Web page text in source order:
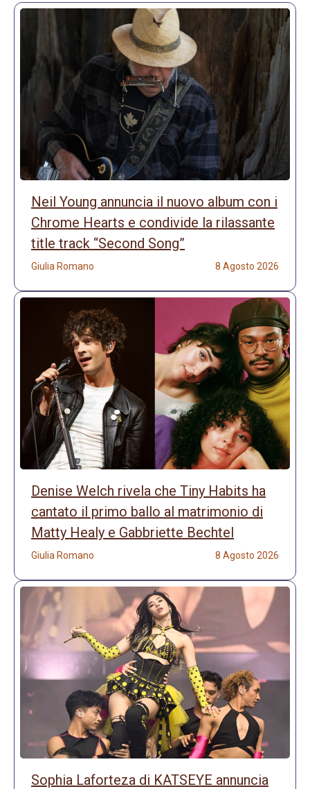
Neil Young annuncia il nuovo album con i
Chrome Hearts e condivide la rilassante
title track “Second Song”
Giulia Romano 8 Agosto 2026
Denise Welch rivela che Tiny Habits ha
cantato il primo ballo al matrimonio di
Matty Healy e Gabbriette Bechtel
Giulia Romano 8 Agosto 2026
Sophia Laforteza di KATSEYE annuncia